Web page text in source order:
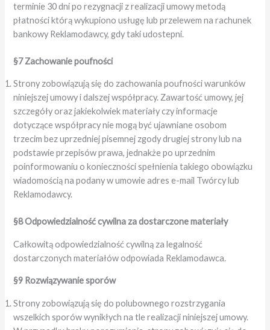
terminie 30 dni po rezygnacji z realizacji umowy metodą
płatności którą wykupiono usługę lub przelewem na rachunek
bankowy Reklamodawcy, gdy taki udostepni.
§7 Zachowanie poufności
Strony zobowiązują się do zachowania poufności warunków
niniejszej umowy i dalszej współpracy. Zawartość umowy, jej
szczegóły oraz jakiekolwiek materiały czy informacje
dotyczące współpracy nie mogą być ujawniane osobom
trzecim bez uprzedniej pisemnej zgody drugiej strony lub na
podstawie przepisów prawa, jednakże po uprzednim
poinformowaniu o konieczności spełnienia takiego obowiązku
wiadomością na podany w umowie adres e-mail Twórcy lub
Reklamodawcy.
§8Odpowiedzialność cywilna za dostarczone materiały
Całkowitą odpowiedzialność cywilną za legalność
dostarczonych materiałów odpowiada Reklamodawca.
§9 Rozwiązywanie sporów
Strony zobowiązują się do polubownego rozstrzygania
wszelkich sporów wynikłych na tle realizacji niniejszej umowy.